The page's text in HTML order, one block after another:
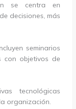
se centra en
decisiones, más
seminarios
con objetivos de
tecnológicas
organización.